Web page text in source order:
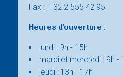
Fax : + 32 2 555 42 95
Heures d’ouverture :
lundi : 9h - 15h
mardi et mercredi : 9h -
jeudi : 13h - 17h